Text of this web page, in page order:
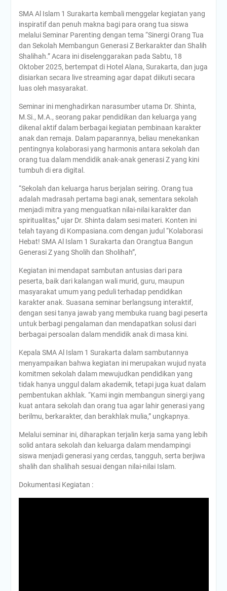
SMA Al Islam 1 Surakarta kembali menggelar kegiatan yang
inspiratif dan penuh makna bagi para orang tua siswa
melalui Seminar Parenting dengan tema “Sinergi Orang Tua
dan Sekolah Membangun Generasi Z Berkarakter dan Shalih
Shalihah.” Acara ini diselenggarakan pada Sabtu, 18
Oktober 2025, bertempat di Hotel Alana, Surakarta, dan juga
disiarkan secara live streaming agar dapat diikuti secara
luas oleh masyarakat.
Seminar ini menghadirkan narasumber utama Dr. Shinta,
M.Si., M.A., seorang pakar pendidikan dan keluarga yang
dikenal aktif dalam berbagai kegiatan pembinaan karakter
anak dan remaja. Dalam paparannya, beliau menekankan
pentingnya kolaborasi yang harmonis antara sekolah dan
orang tua dalam mendidik anak-anak generasi Z yang kini
tumbuh di era digital.
“Sekolah dan keluarga harus berjalan seiring. Orang tua
adalah madrasah pertama bagi anak, sementara sekolah
menjadi mitra yang menguatkan nilai-nilai karakter dan
spiritualitas,” ujar Dr. Shinta dalam sesi materi. Konten ini
telah tayang di Kompasiana.com dengan judul “Kolaborasi
Hebat! SMA Al Islam 1 Surakarta dan Orangtua Bangun
Generasi Z yang Sholih dan Sholihah”,
Kegiatan ini mendapat sambutan antusias dari para
peserta, baik dari kalangan wali murid, guru, maupun
masyarakat umum yang peduli terhadap pendidikan
karakter anak. Suasana seminar berlangsung interaktif,
dengan sesi tanya jawab yang membuka ruang bagi peserta
untuk berbagi pengalaman dan mendapatkan solusi dari
berbagai persoalan dalam mendidik anak di masa kini.
Kepala SMA Al Islam 1 Surakarta dalam sambutannya
menyampaikan bahwa kegiatan ini merupakan wujud nyata
komitmen sekolah dalam mewujudkan pendidikan yang
tidak hanya unggul dalam akademik, tetapi juga kuat dalam
pembentukan akhlak. “Kami ingin membangun sinergi yang
kuat antara sekolah dan orang tua agar lahir generasi yang
berilmu, berkarakter, dan berakhlak mulia,” ungkapnya.
Melalui seminar ini, diharapkan terjalin kerja sama yang lebih
solid antara sekolah dan keluarga dalam mendampingi
siswa menjadi generasi yang cerdas, tangguh, serta berjiwa
shalih dan shalihah sesuai dengan nilai-nilai Islam.
Dokumentasi Kegiatan :